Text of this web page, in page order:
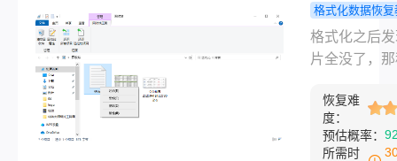
孩子的
照片误
删了，
坑，几年前
里几百张孩
片误删了，
慢慢摸清了
大部分照片
回来。
格式化数据恢复
格式化后怎
回照片？试
用的就这些
格式化之后
片全没了，
去年换电脑
我自己就经
手快选了格
恢复难
度：
预估概率：
所需时